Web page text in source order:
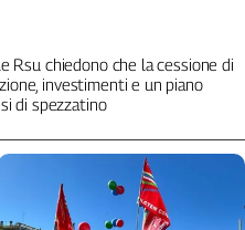
Rsu chiedono che la cessione di
investimenti e un piano
di spezzatino